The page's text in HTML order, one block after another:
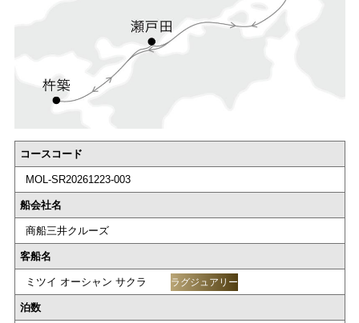
コースコード
MOL-SR20261223-003
船会社名
商船三井クルーズ
客船名
ミツイ オーシャン サクラ ラグジュアリー
泊数